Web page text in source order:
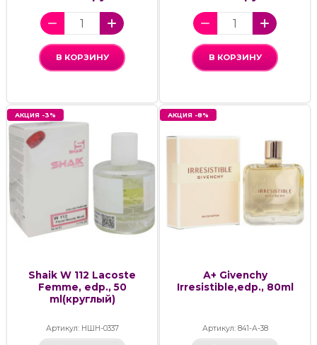
В КОРЗИНУ В КОРЗИНУ
АКЦИЯ -3%
Shaik W 112 Lacoste
Femme, edp., 50
ml(круглый)
Артикул: НШН-0337
АКЦИЯ -8%
А+ Givenchy
Irresistible,edp., 80ml
Артикул: 841-А-38